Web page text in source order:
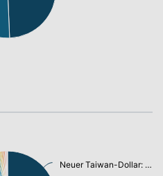
Neuer Taiwan-Dollar: 26,24%